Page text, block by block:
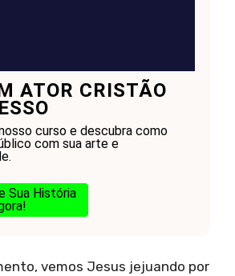
ATOR CRISTÃO
curso e descubra como
com sua arte e
Sua História
vemos Jesus jejuando por